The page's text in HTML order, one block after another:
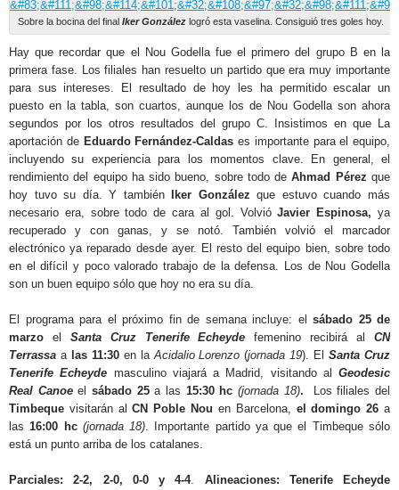
Sobre la bocina del final Iker Gonzálezlogró esta vaselina. Consiguió tres goles hoy.
Hay que recordar que el Nou Godella fue el primero del grupo B en la
primera fase. Los filiales han resuelto un partido que era muy importante
para sus intereses. El resultado de hoy les ha permitido escalar un
puesto en la tabla, son cuartos, aunque los de Nou Godella son ahora
segundos por los otros resultados del grupo C. Insistimos en que La
aportación de Eduardo Fernández-Caldas es importante para el equipo,
incluyendo su experiencia para los momentos clave. En general, el
rendimiento del equipo ha sido bueno, sobre todo deAhmad Pérez que
hoy tuvo su día. Y también
Iker González que estuvo cuando más
necesario era, sobre todo de cara al gol. VolvióJavier Espinosa, ya
recuperado y con ganas, y se notó. También volvió el marcador
electrónico ya reparado desde ayer. El resto del equipo bien, sobre todo
en el difícil y poco valorado trabajo de la defensa. Los de Nou Godella
son un buen equipo sólo que hoy no era su día.
El programa para el próximo fin de semana incluye: el sábado 25 de
marzo el Santa Cruz Tenerife Echeyde femenino recibirá alCN
Terrassa alas 11:30 en laAcidalio Lorenzo (jornada 19). ElSanta Cruz
Tenerife Echeyde masculino viajará a Madrid, visitando al Geodesic
Real Canoe el sábado 25a las 15:30 hc (jornada 18).
Los filiales del
Timbeque visitarán alCN Poble Nou en Barcelona, el domingo 26 a
las16:00 hc (jornada 18). Importante partido ya que el Timbeque sólo
está un punto arriba de los catalanes.
Parciales: 2-2, 2-0, 0-0 y 4-4. Alineaciones: Tenerife Echeyde